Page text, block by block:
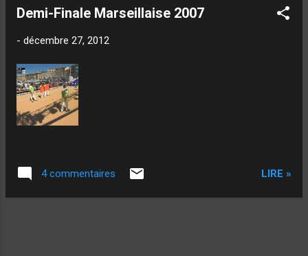
Demi-Finale Marseillaise 2007
- décembre 27, 2012
4 commentaires LIRE »